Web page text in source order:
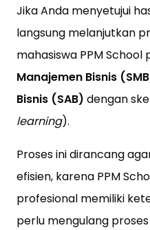
Jika Anda menyetujui
langsung melanjutkan
mahasiswa PPM
Manajemen Bisnis
Bisnis (SAB) dengan
learning).
Proses ini dirancang
efisien, karena PPM
profesional memiliki
perlu mengulang